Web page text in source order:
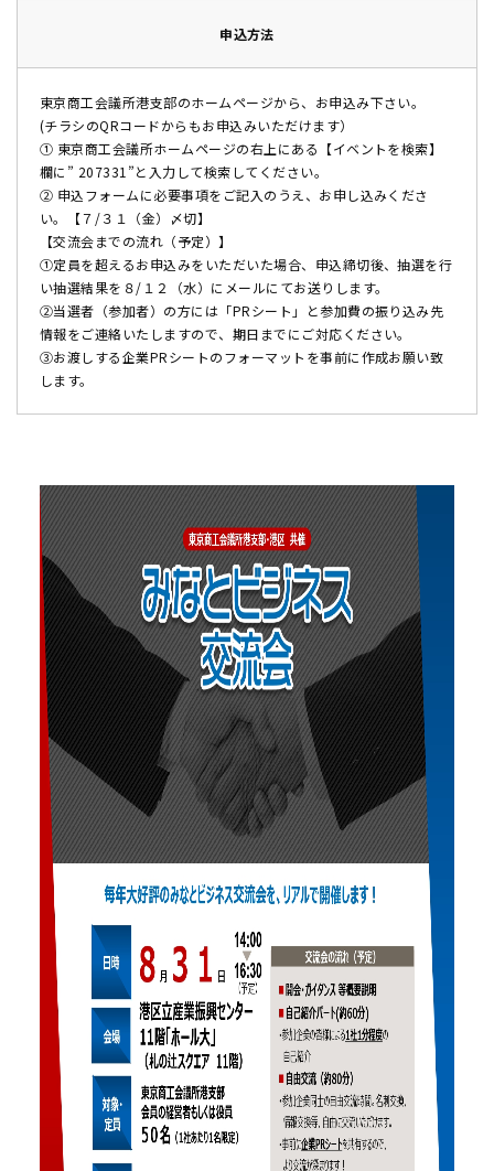
申込方法
東京商工会議所港支部のホームページから、お申込み下さい。
(チラシのQRコードからもお申込みいただけます）
① 東京商工会議所ホームページの右上にある【イベントを検索】
欄に” 207331”と入力して検索してください。
② 申込フォームに必要事項をご記入のうえ、お申し込みくださ
い。【７/３１（金）〆切】
【交流会までの流れ（予定）】
①定員を超えるお申込みをいただいた場合、申込締切後、抽選を行
い抽選結果を８/１２（水）にメールにてお送りします。
②当選者（参加者）の方には「PRシート」と参加費の振り込み先
情報をご連絡いたしますので、期日までにご対応ください。
③お渡しする企業PRシートのフォーマットを事前に作成お願い致
します。